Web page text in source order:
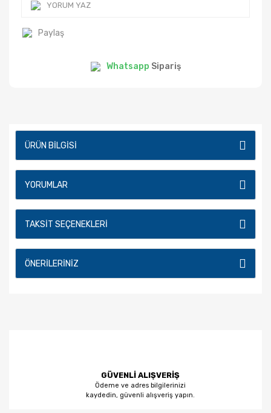
YORUM YAZ
Paylaş
Whatsapp Sipariş
ÜRÜN BILGISI
YORUMLAR
TAKSIT SEÇENEKLERI
ÖNERILERINIZ
GÜVENLİ ALIŞVERİŞ
Ödeme ve adres bilgilerinizi
kaydedin, güvenli alışveriş yapın.